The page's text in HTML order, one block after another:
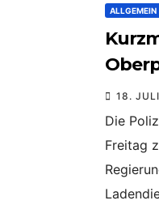
ALLGEMEIN
18.
Die
Freitag